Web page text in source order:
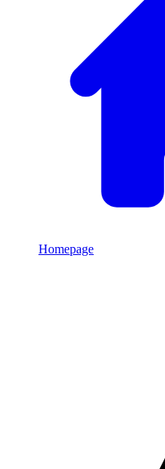
Homepage